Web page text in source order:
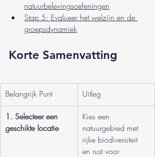
natuurbelevingsoefeningen
Stap 5: Evalueer het welzijn en de
groepsdynamiek
Korte Samenvatting
Belangrijk Punt Uitleg
1. Selecteer een
geschikte locatie
Kies een
natuurgebied met
rijke biodiversiteit
en rust voor